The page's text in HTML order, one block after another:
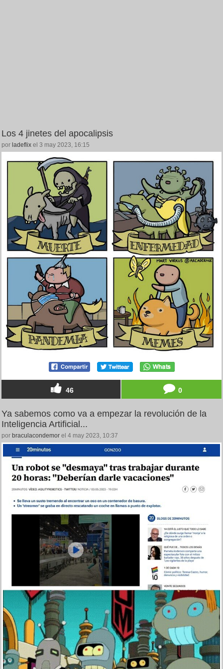
Los 4 jinetes del apocalipsis
por ladeflix el 3 may 2023, 16:15
46 0
Ya sabemos como va a empezar la revolución de la
Inteligencia Artificial...
por braculacondemor el 4 may 2023, 10:37